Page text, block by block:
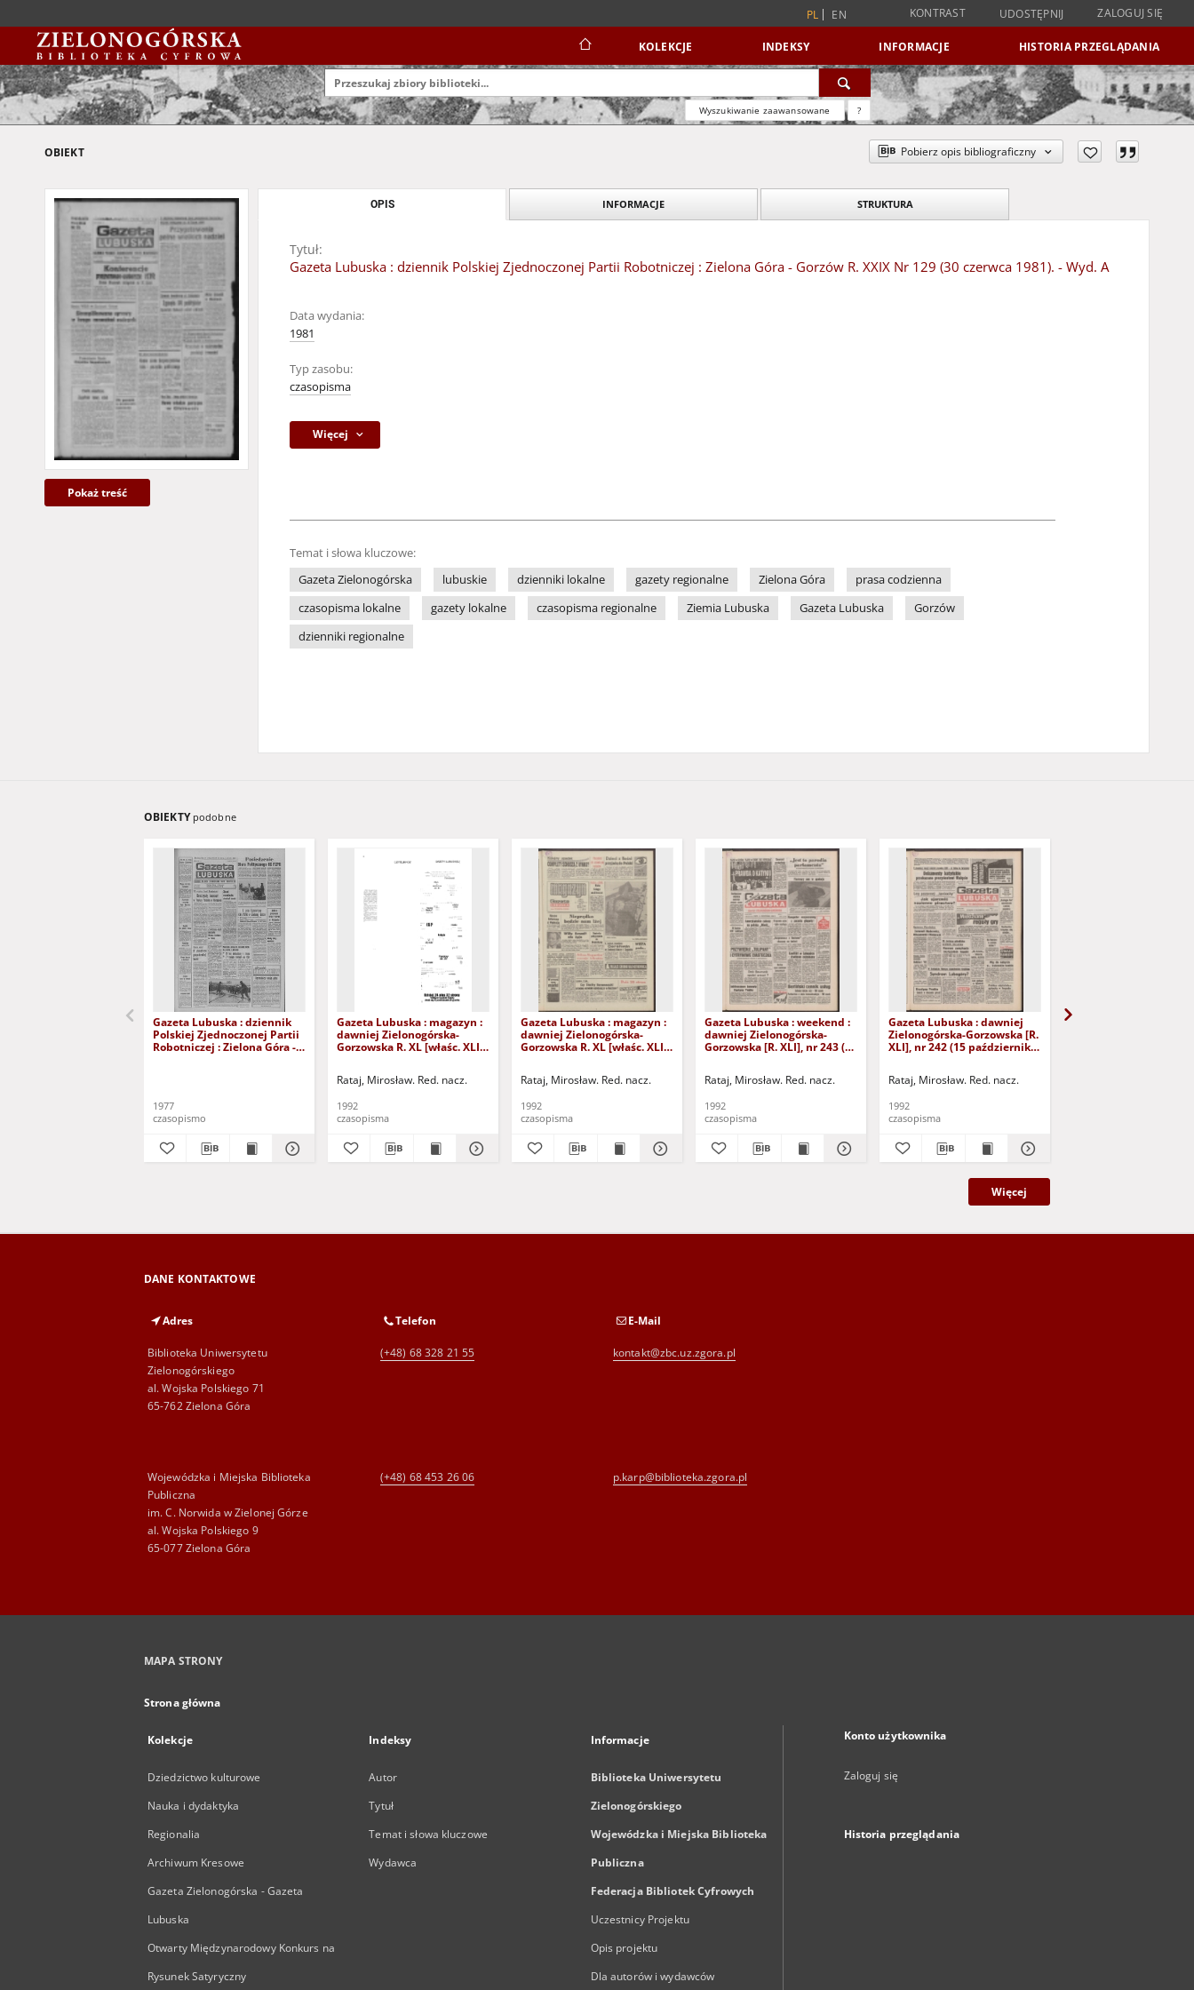
PL EN KONTRAST UDOSTĘPNIJ ZALOGUJ SIĘ
KOLEKCJE INDEKSY INFORMACJE HISTORIA PRZEGLĄDANIA
Wyszukiwanie zaawansowane ?
OBIEKT Pobierz opis bibliograficzny
Pokaż treść
OPIS INFORMACJE STRUKTURA
Tytuł:
Gazeta Lubuska : dziennik Polskiej Zjednoczonej Partii Robotniczej : Zielona Góra - Gorzów R. XXIX Nr 129 (30 czerwca 1981). - Wyd. A
Data wydania:
1981
Typ zasobu:
czasopisma
Więcej
Temat i słowa kluczowe:
Gazeta Zielonogórska
lubuskie dzienniki lokalne gazety regionalne Zielona Góra
prasa codzienna
czasopisma lokalne
gazety lokalne czasopisma regionalne Ziemia Lubuska Gazeta Lubuska
Gorzów
dzienniki regionalne
OBIEKTY podobne
Gazeta Lubuska : dziennik
Polskiej Zjednoczonej Partii
Robotniczej : Zielona Góra -
1977
czasopismo
Gazeta Lubuska : magazyn :
dawniej Zielonogórska-
Gorzowska R. XL [właśc. XLI],
Rataj, Mirosław. Red. nacz.
1992
czasopisma
Gazeta Lubuska : magazyn :
dawniej Zielonogórska-
Gorzowska R. XL [właśc. XLI],
Rataj, Mirosław. Red. nacz.
1992
czasopisma
Gazeta Lubuska : weekend :
dawniej Zielonogórska-
Gorzowska [R. XLI], nr 243 (16
Rataj, Mirosław. Red. nacz.
1992
czasopisma
Gazeta Lubuska : dawniej
Zielonogórska-Gorzowska [R.
XLI], nr 242 (15 października
Rataj, Mirosław. Red. nacz.
1992
czasopisma
Więcej
DANE KONTAKTOWE
Adres
Biblioteka Uniwersytetu
Zielonogórskiego
al. Wojska Polskiego 71
65-762 Zielona Góra
Telefon
(+48) 68 328 21 55
E-Mail
kontakt@zbc.uz.zgora.pl
Wojewódzka i Miejska Biblioteka
Publiczna
im. C. Norwida w Zielonej Górze
al. Wojska Polskiego 9
65-077 Zielona Góra
(+48) 68 453 26 06 p.karp@biblioteka.zgora.pl
MAPA STRONY
Strona główna
Kolekcje
Dziedzictwo kulturowe
Nauka i dydaktyka
Regionalia
Archiwum Kresowe
Gazeta Zielonogórska - Gazeta
Lubuska
Otwarty Międzynarodowy Konkurs na
Rysunek Satyryczny
Indeksy
Autor
Tytuł
Temat i słowa kluczowe
Wydawca
Informacje
Biblioteka Uniwersytetu
Zielonogórskiego
Wojewódzka i Miejska Biblioteka
Publiczna
Federacja Bibliotek Cyfrowych
Uczestnicy Projektu
Opis projektu
Dla autorów i wydawców
Konto użytkownika
Zaloguj się
Historia przeglądania